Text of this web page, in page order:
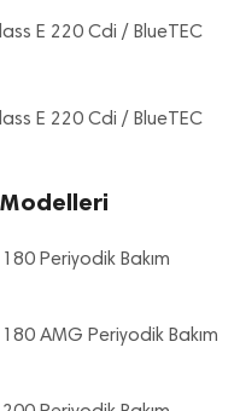
E 220 Cdi / BlueTEC
E 220 Cdi / BlueTEC
Periyodik Bakım
AMG Periyodik Bakım